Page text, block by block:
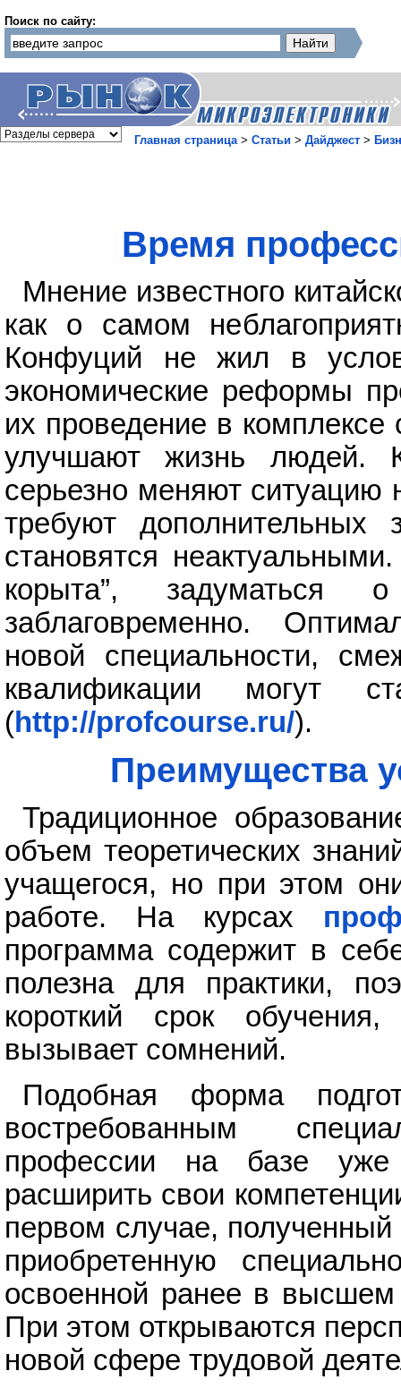
Поиск по сайту:
Главная страница> Статьи > Дайджест >
Время
Мнение известного
как о самом
Конфуций не жил в
экономические реформы
их проведение в комплексе
улучшают жизнь людей.
серьезно меняют ситуацию
требуют
становятся
корыта”, задуматься
заблаговременно.
новой специальности,
квалификации могут
(http://profcourse.ru/).
Преимущества
Традиционное
объем теоретических
учащегося, но при этом
работе. На курсах
программа содержит в
полезна для практики,
короткий срок
вызывает сомнений.
Подобная форма
востребованным
профессии на базе уже
расширить свои
первом случае,
приобретенную
освоенной ранее в
При этом открываются
новой сфере трудовой